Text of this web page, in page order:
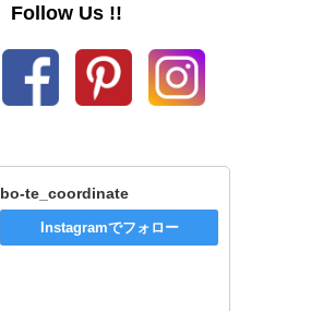
Follow Us !!
bo-te_coordinate
Instagramでフォロー